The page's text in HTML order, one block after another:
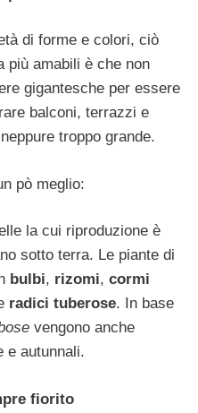
di forme e colori, ciò
più amabili è che non
gigantesche per essere
balconi, terrazzi e
troppo grande.
pò meglio:
la cui riproduzione è
sotto terra. Le piante di
bulbi, rizomi, cormi
radici tuberose. In base
vengono anche
e autunnali.
fiorito